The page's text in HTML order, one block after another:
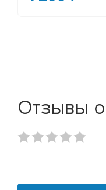
Отзывы о